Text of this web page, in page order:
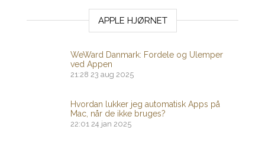
APPLE HJØRNET
WeWard Danmark: Fordele og Ulemper
ved Appen
21:28 23 aug 2025
Hvordan lukker jeg automatisk Apps på
Mac, når de ikke bruges?
22:01 24 jan 2025